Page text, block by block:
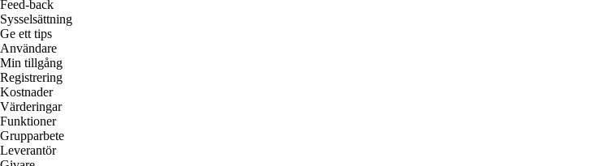
Feed-back
Sysselsättning
Ge ett tips
Användare
Min tillgång
Registrering
Kostnader
Värderingar
Funktioner
Grupparbete
Leverantör